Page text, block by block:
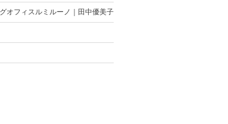
オフィスルミルーノ｜田中優美子